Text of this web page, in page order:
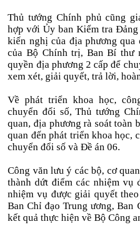
Thủ tướng Chính phủ cũng
hợp với Ủy ban Kiểm tra
kiến nghị của địa phương qua
của Bộ Chính trị, Ban Bí thư
quyền địa phương 2 cấp để
xem xét, giải quyết, trả lời,
Về phát triển khoa học,
chuyển đổi số, Thủ tướng
quan, địa phương rà soát toàn
quan đến phát triển khoa học,
chuyển đổi số và Đề án 06.
Công văn lưu ý các bộ, cơ
thành dứt điểm các nhiệm vụ
nhiệm vụ được giải quyết
Ban Chỉ đạo Trung ương, Ban
kết quả thực hiện về Bộ Công